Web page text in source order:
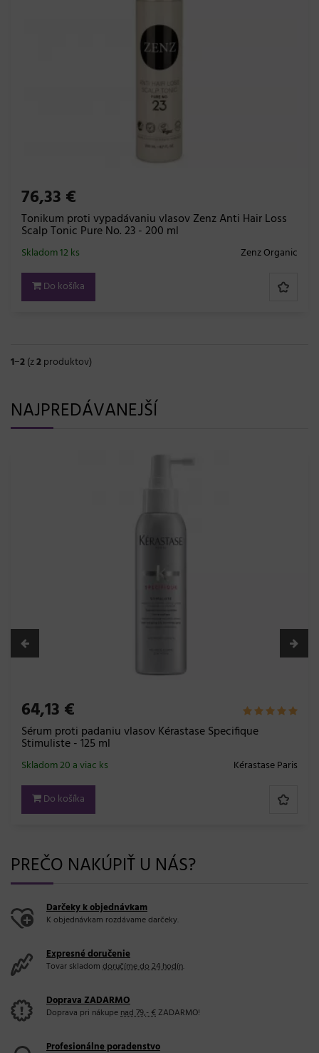
76,33 €
Tonikum proti vypadávaniu vlasov Zenz Anti Hair Loss
Scalp Tonic Pure No. 23 - 200 ml
Zenz Organic
Skladom 12 ks
Do košíka
1−2(z2produktov)
NAJPREDÁVANEJŠÍ
64,13 €
Sérum proti padaniu vlasov Kérastase Specifique
Stimuliste - 125 ml
Kérastase Paris
Skladom 20 a viac ks
Do košíka
PREČO NAKÚPIŤ U NÁS?
Darčeky k objednávkam
K objednávkam rozdávame darčeky.
Expresné doručenie
Tovar skladom doručíme do 24 hodín.
Doprava ZADARMO
Doprava pri nákupenad 79,- €ZADARMO!
Profesionálne poradenstvo